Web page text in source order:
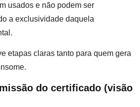
usados e não podem ser
a exclusividade daquela
etapas claras tanto para quem gera
do certificado (visão